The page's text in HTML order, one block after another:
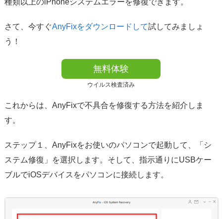
種類以上のiPhoneシステムエラーを修復できます。
さて、今すぐAnyFixをダウンロードして試してみましょ
う！
無料体験
ウイルス検査済み
これからは、AnyFixで不具合を修復する方法を紹介しま
す。
ステップ１、AnyFixをお使いのパソコンで起動して、「シ
ステム修復」を選択します。そして、指示通りにUSBケー
ブルでiOSデバイスをパソコンに接続します。